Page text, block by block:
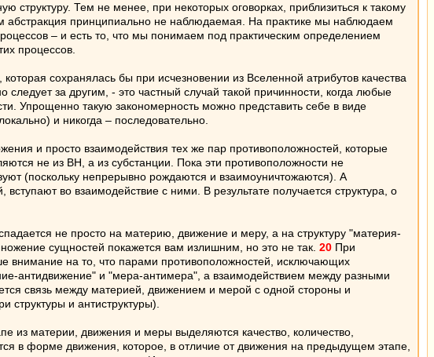
структуру. Тем не менее, при некоторых оговорках, приблизиться к такому
абстракция принципиально не наблюдаемая. На практике мы наблюдаем
– и есть то, что мы понимаем под практическим определением
процессов.
сохранялась бы при исчезновении из Вселенной атрибутов качества
за другим, - это частный случай такой причинности, когда любые
Упрощенно такую закономерность можно представить себе в виде
и никогда – последовательно.
и просто взаимодействия тех же пар противоположностей, которые
не из ВН, а из субстанции. Пока эти противоположности не
(поскольку непрерывно рождаются и взаимоуничтожаются). А
во взаимодействие с ними. В результате получается структура, о
не просто на материю, движение и меру, а на структуру "материя-
сущностей покажется вам излишним, но это не так. 20 При
на то, что парами противоположностей, исключающих
антидвижение" и "мера-антимера", а взаимодействием между разными
связь между материей, движением и мерой с одной стороны и
структуры и антиструктуры).
из материи, движения и меры выделяются качество, количество,
в форме движения, которое, в отличие от движения на предыдущем этапе,